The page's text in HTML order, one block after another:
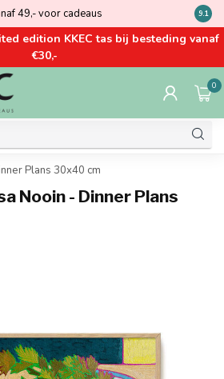
49,- voor cadeaus Kom
9.1
edition KKEC tas bij besteding vanaf
€30,-
0
Plans 30x40 cm
Nooin - Dinner Plans